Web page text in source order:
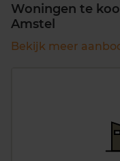
Woningen te
Amstel
Bekijk meer